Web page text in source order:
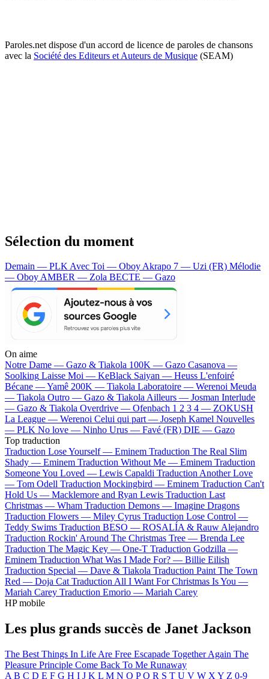
Paroles.net dispose d'un accord de licence de paroles de chansons
avec la Société des Editeurs et Auteurs de Musique (SEAM)
Sélection du moment
Demain — PLKAvec Toi — OboyAkrapo 7 — Uzi (FR) Mélodie
— OboyAMBER — Zola BECTE — Gazo
On aime
Notre Dame — Gazo & Tiakola 100K — Gazo Casanova —
Soolking Laisse Moi — KeBlack Saiyan — Heuss L'enfoiré
Bécane —Yamê 200K — Tiakola Laboratoire — Werenoi Meuda
— Tiakola Outro — Gazo & TiakolaAilleurs — Josman Interlude
— Gazo & Tiakola Overdrive — Ofenbach 1 2 3 4 — ZOKUSH
La League — Werenoi Celui qui part — Joseph Kamel Nouvelles
— PLK No love — Ninho Urus — Favé (FR) DIE — Gazo
Top traduction
Traduction Lose Yourself — Eminem Traduction The Real Slim
Shady — Eminem Traduction Without Me — Eminem Traduction
Someone You Loved — Lewis Capaldi Traduction Another Love
— Tom Odell Traduction Mockingbird — Eminem Traduction Can't
Hold Us — Macklemore and Ryan Lewis Traduction Last
Christmas — Wham Traduction Demons — Imagine Dragons
Traduction Flowers — Miley Cyrus Traduction Lose Control —
Teddy Swims Traduction BESO — ROSALÍA & Rauw Alejandro
Traduction Rockin' Around The Christmas Tree — Brenda Lee
Traduction The Magic Key — One-T Traduction Godzilla —
Eminem Traduction What Was I Made For? — Billie Eilish
Traduction Special — Dave & Tiakola Traduction Paint The Town
Red — Doja Cat Traduction All I Want For Christmas Is You —
Mariah Carey Traduction Emorio — Mariah Carey
HP mobile
Les plus grands succès de Janet Jackson
The Best Things In Life Are Free Escapade Together Again The
Pleasure Principle Come Back To Me Runaway
A B C D E F G H I J K L M N O P Q R S T U V W X Y Z 0-9